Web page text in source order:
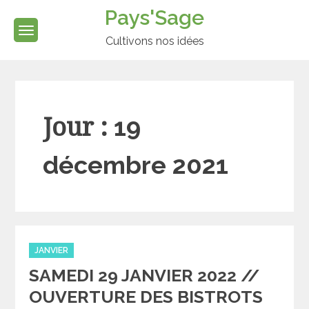
content
Pays'Sage
Cultivons nos idées
Jour : 19
décembre 2021
Categories
JANVIER
SAMEDI 29 JANVIER 2022 //
OUVERTURE DES BISTROTS